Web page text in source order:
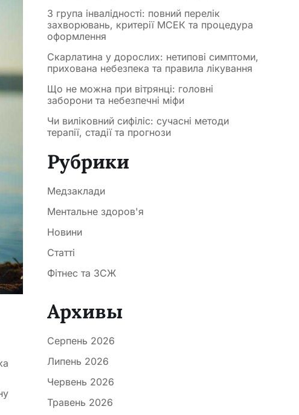
3 група інвалідності: повний перелік
захворювань, критерії МСЕК та процедура
оформлення
Скарлатина у дорослих: нетипові симптоми,
прихована небезпека та правила лікування
Що не можна при вітрянці: головні
заборони та небезпечні міфи
Чи виліковний сифіліс: сучасні методи
терапії, стадії та прогнози
Рубрики
Медзаклади
Ментальне здоров'я
Новини
Статті
Фітнес та ЗСЖ
Архивы
Серпень 2026
Липень 2026
Червень 2026
Травень 2026